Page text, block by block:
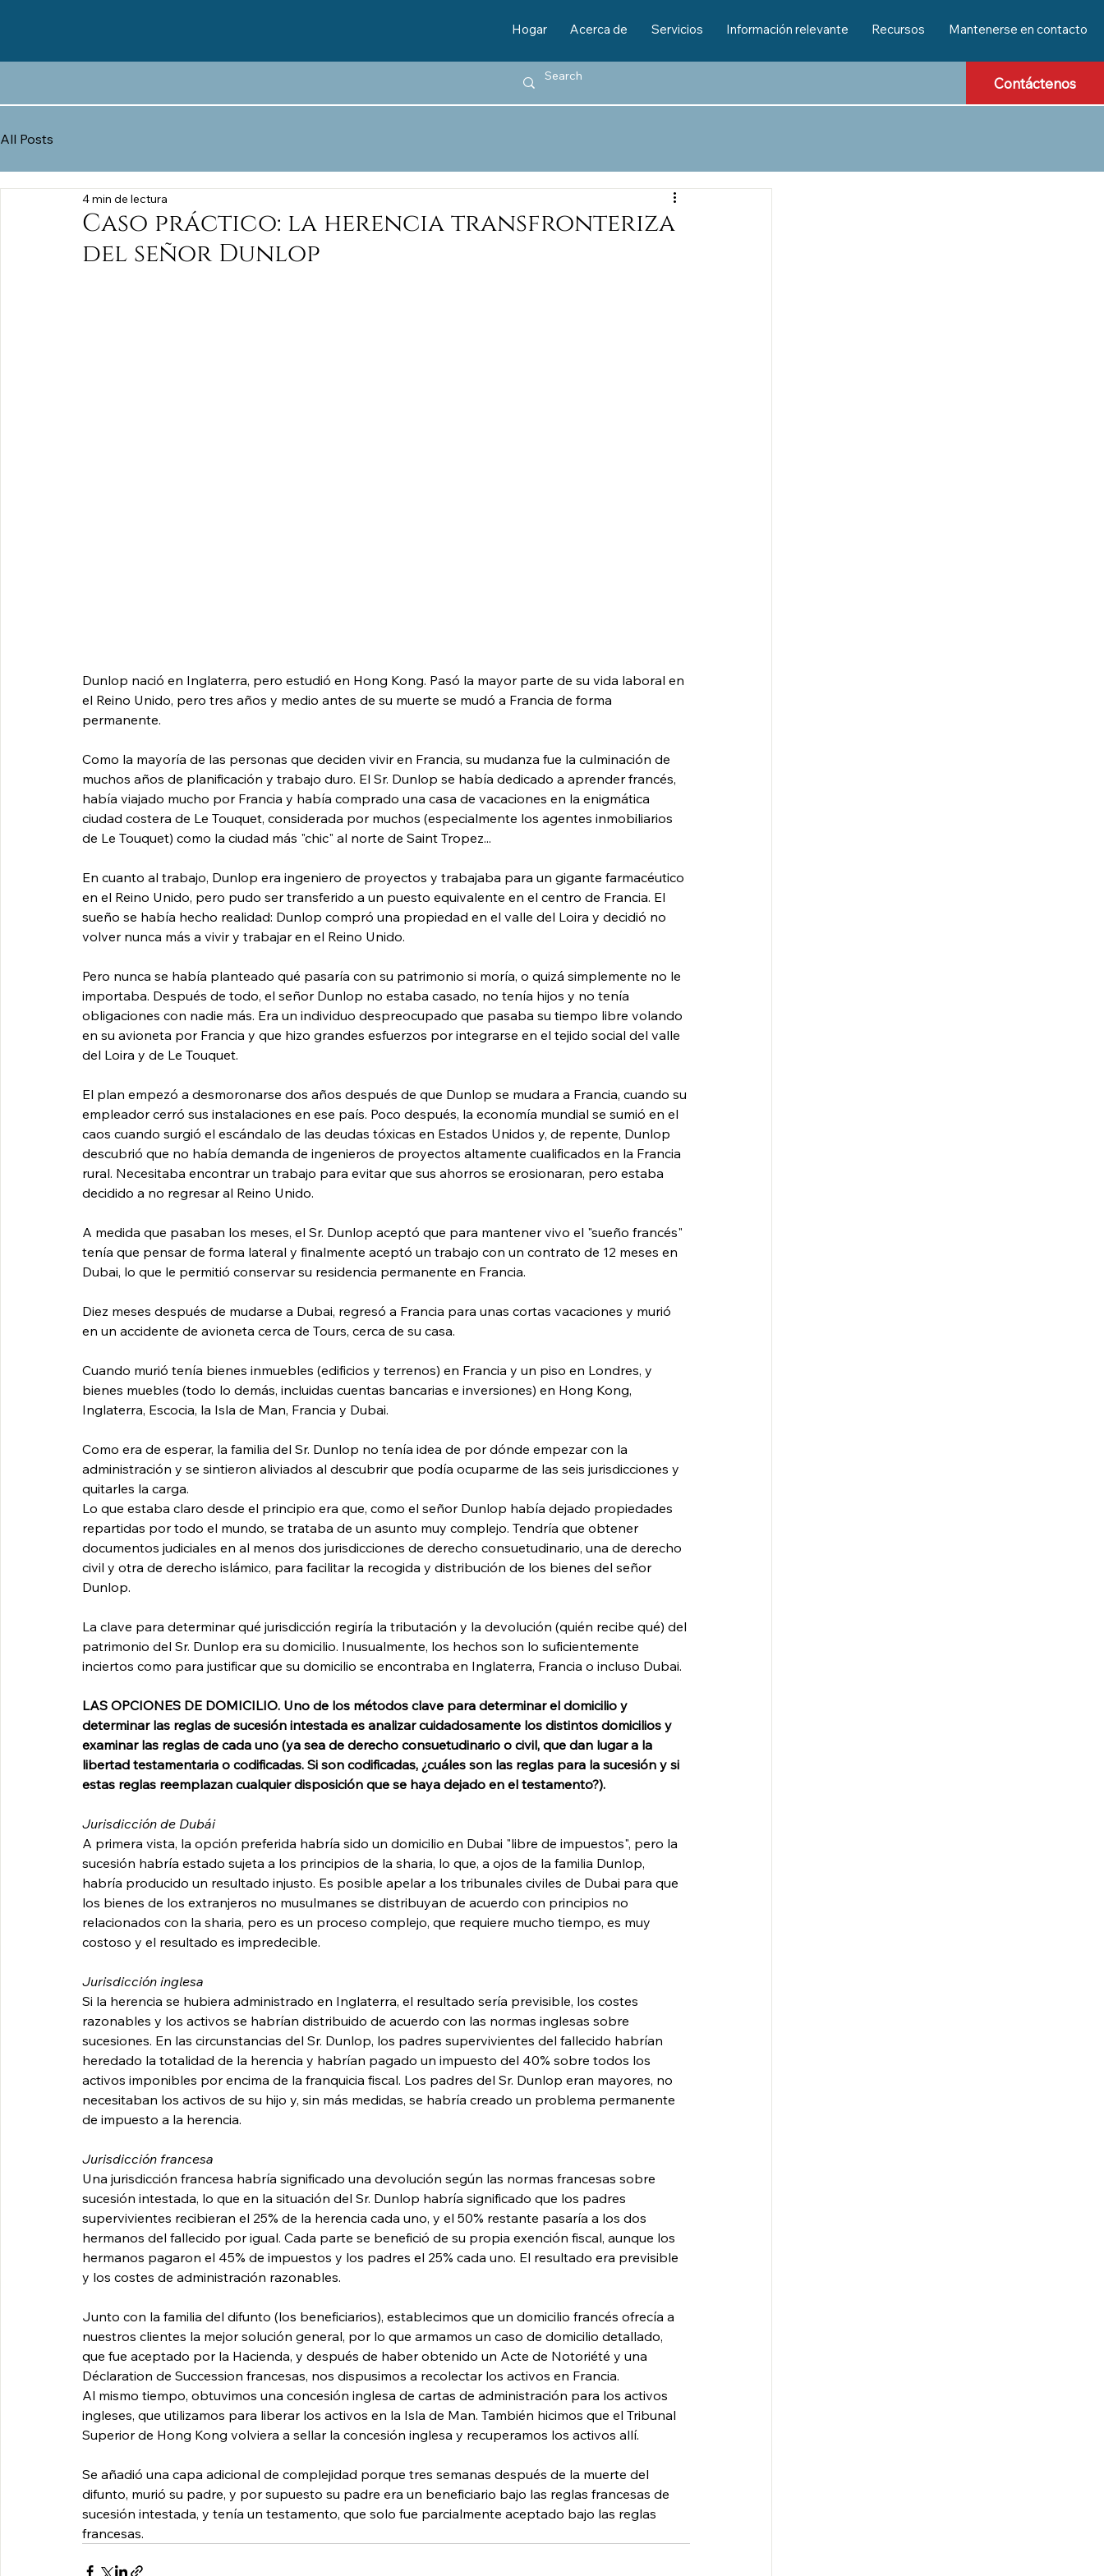
Contáctenos
Hogar Acerca de Servicios Información relevante Recursos Mantenerse en contacto
All Posts
Caso práctico: la herencia transfronteriza
del señor Dunlop
4 min de lectura
Dunlop nació en Inglaterra, pero estudió en Hong Kong. Pasó la mayor parte de su vida laboral en
el Reino Unido, pero tres años y medio antes de su muerte se mudó a Francia de forma
permanente.
Como la mayoría de las personas que deciden vivir en Francia, su mudanza fue la culminación de
muchos años de planificación y trabajo duro. El Sr. Dunlop se había dedicado a aprender francés,
había viajado mucho por Francia y había comprado una casa de vacaciones en la enigmática
ciudad costera de Le Touquet, considerada por muchos (especialmente los agentes inmobiliarios
de Le Touquet) como la ciudad más "chic" al norte de Saint Tropez...
En cuanto al trabajo, Dunlop era ingeniero de proyectos y trabajaba para un gigante farmacéutico
en el Reino Unido, pero pudo ser transferido a un puesto equivalente en el centro de Francia. El
sueño se había hecho realidad: Dunlop compró una propiedad en el valle del Loira y decidió no
volver nunca más a vivir y trabajar en el Reino Unido.
Pero nunca se había planteado qué pasaría con su patrimonio si moría, o quizá simplemente no le
importaba. Después de todo, el señor Dunlop no estaba casado, no tenía hijos y no tenía
obligaciones con nadie más. Era un individuo despreocupado que pasaba su tiempo libre volando
en su avioneta por Francia y que hizo grandes esfuerzos por integrarse en el tejido social del valle
del Loira y de Le Touquet.
El plan empezó a desmoronarse dos años después de que Dunlop se mudara a Francia, cuando su
empleador cerró sus instalaciones en ese país. Poco después, la economía mundial se sumió en el
caos cuando surgió el escándalo de las deudas tóxicas en Estados Unidos y, de repente, Dunlop
descubrió que no había demanda de ingenieros de proyectos altamente cualificados en la Francia
rural. Necesitaba encontrar un trabajo para evitar que sus ahorros se erosionaran, pero estaba
decidido a no regresar al Reino Unido.
A medida que pasaban los meses, el Sr. Dunlop aceptó que para mantener vivo el "sueño francés"
tenía que pensar de forma lateral y finalmente aceptó un trabajo con un contrato de 12 meses en
Dubai, lo que le permitió conservar su residencia permanente en Francia.
Diez meses después de mudarse a Dubai, regresó a Francia para unas cortas vacaciones y murió
en un accidente de avioneta cerca de Tours, cerca de su casa.
Cuando murió tenía bienes inmuebles (edificios y terrenos) en Francia y un piso en Londres, y
bienes muebles (todo lo demás, incluidas cuentas bancarias e inversiones) en Hong Kong,
Inglaterra, Escocia, la Isla de Man, Francia y Dubai.
Como era de esperar, la familia del Sr. Dunlop no tenía idea de por dónde empezar con la
administración y se sintieron aliviados al descubrir que podía ocuparme de las seis jurisdicciones y
quitarles la carga.
Lo que estaba claro desde el principio era que, como el señor Dunlop había dejado propiedades
repartidas por todo el mundo, se trataba de un asunto muy complejo. Tendría que obtener
documentos judiciales en al menos dos jurisdicciones de derecho consuetudinario, una de derecho
civil y otra de derecho islámico, para facilitar la recogida y distribución de los bienes del señor
Dunlop.
La clave para determinar qué jurisdicción regiría la tributación y la devolución (quién recibe qué) del
patrimonio del Sr. Dunlop era su domicilio. Inusualmente, los hechos son lo suficientemente
inciertos como para justificar que su domicilio se encontraba en Inglaterra, Francia o incluso Dubai.
LAS OPCIONES DE DOMICILIO. Uno de los métodos clave para determinar el domicilio y
determinar las reglas de sucesión intestada es analizar cuidadosamente los distintos domicilios y
examinar las reglas de cada uno (ya sea de derecho consuetudinario o civil, que dan lugar a la
libertad testamentaria o codificadas. Si son codificadas, ¿cuáles son las reglas para la sucesión y si
estas reglas reemplazan cualquier disposición que se haya dejado en el testamento?).
Jurisdicción de Dubái
A primera vista, la opción preferida habría sido un domicilio en Dubai "libre de impuestos", pero la
sucesión habría estado sujeta a los principios de la sharia, lo que, a ojos de la familia Dunlop,
habría producido un resultado injusto. Es posible apelar a los tribunales civiles de Dubai para que
los bienes de los extranjeros no musulmanes se distribuyan de acuerdo con principios no
relacionados con la sharia, pero es un proceso complejo, que requiere mucho tiempo, es muy
costoso y el resultado es impredecible.
Jurisdicción inglesa
Si la herencia se hubiera administrado en Inglaterra, el resultado sería previsible, los costes
razonables y los activos se habrían distribuido de acuerdo con las normas inglesas sobre
sucesiones. En las circunstancias del Sr. Dunlop, los padres supervivientes del fallecido habrían
heredado la totalidad de la herencia y habrían pagado un impuesto del 40% sobre todos los
activos imponibles por encima de la franquicia fiscal. Los padres del Sr. Dunlop eran mayores, no
necesitaban los activos de su hijo y, sin más medidas, se habría creado un problema permanente
de impuesto a la herencia.
Jurisdicción francesa
Una jurisdicción francesa habría significado una devolución según las normas francesas sobre
sucesión intestada, lo que en la situación del Sr. Dunlop habría significado que los padres
supervivientes recibieran el 25% de la herencia cada uno, y el 50% restante pasaría a los dos
hermanos del fallecido por igual. Cada parte se benefició de su propia exención fiscal, aunque los
hermanos pagaron el 45% de impuestos y los padres el 25% cada uno. El resultado era previsible
y los costes de administración razonables.
Junto con la familia del difunto (los beneficiarios), establecimos que un domicilio francés ofrecía a
nuestros clientes la mejor solución general, por lo que armamos un caso de domicilio detallado,
que fue aceptado por la Hacienda, y después de haber obtenido un Acte de Notoriété y una
Déclaration de Succession francesas, nos dispusimos a recolectar los activos en Francia.
Al mismo tiempo, obtuvimos una concesión inglesa de cartas de administración para los activos
ingleses, que utilizamos para liberar los activos en la Isla de Man. También hicimos que el Tribunal
Superior de Hong Kong volviera a sellar la concesión inglesa y recuperamos los activos allí.
Se añadió una capa adicional de complejidad porque tres semanas después de la muerte del
difunto, murió su padre, y por supuesto su padre era un beneficiario bajo las reglas francesas de
sucesión intestada, y tenía un testamento, que solo fue parcialmente aceptado bajo las reglas
francesas.